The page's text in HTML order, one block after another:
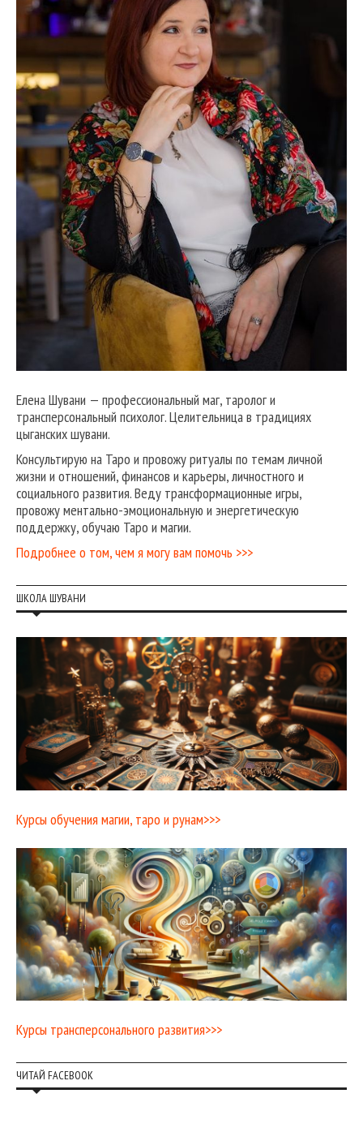
Елена Шувани — профессиональный маг, таролог и
трансперсональный психолог. Целительница в традициях
цыганских шувани.
Консультирую на Таро и провожу ритуалы по темам личной
жизни и отношений, финансов и карьеры, личностного и
социального развития. Веду трансформационные игры,
провожу ментально-эмоциональную и энергетическую
поддержку, обучаю Таро и магии.
Подробнее о том, чем я могу вам помочь >>>
ШКОЛА ШУВАНИ
Курсы обучения магии, таро и рунам>>>
Курсы трансперсонального развития>>>
ЧИТАЙ FACEBOOK